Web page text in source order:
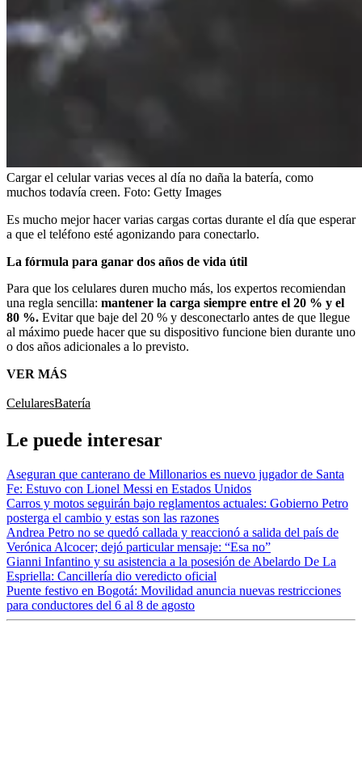
Cargar el celular varias veces al día no daña la batería, como
muchos todavía creen. Foto: Getty Images
Es mucho mejor hacer varias cargas cortas durante el día que esperar
a que el teléfono esté agonizando para conectarlo.
La fórmula para ganar dos años de vida útil
Para que los celulares duren mucho más, los expertos recomiendan
una regla sencilla: mantener la carga siempre entre el 20 % y el
80 %. Evitar que baje del 20 % y desconectarlo antes de que llegue
al máximo puede hacer que su dispositivo funcione bien durante uno
o dos años adicionales a lo previsto.
VER MÁS
CelularesBatería
Le puede interesar
Aseguran que canterano de Millonarios es nuevo jugador de Santa
Fe: Estuvo con Lionel Messi en Estados Unidos
Carros y motos seguirán bajo reglamentos actuales: Gobierno Petro
posterga el cambio y estas son las razones
Andrea Petro no se quedó callada y reaccionó a salida del país de
Verónica Alcocer; dejó particular mensaje: “Esa no”
Gianni Infantino y su asistencia a la posesión de Abelardo De La
Espriella: Cancillería dio veredicto oficial
Puente festivo en Bogotá: Movilidad anuncia nuevas restricciones
para conductores del 6 al 8 de agosto